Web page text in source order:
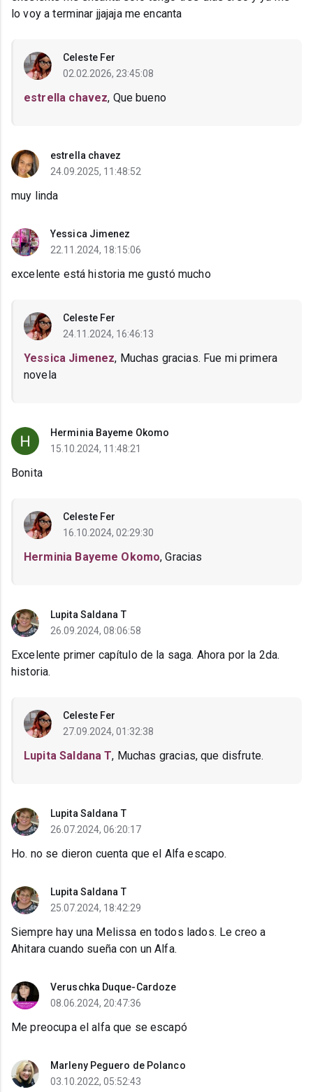
lo voy a terminar jjajaja me encanta
Celeste Fer
02.02.2026, 23:45:08
estrella chavez, Que bueno
estrella chavez
24.09.2025, 11:48:52
muy linda
Yessica Jimenez
22.11.2024, 18:15:06
excelente está historia me gustó mucho
Celeste Fer
24.11.2024, 16:46:13
Yessica Jimenez, Muchas gracias. Fue mi primera
novela
Herminia Bayeme Okomo
15.10.2024, 11:48:21
Bonita
Celeste Fer
16.10.2024, 02:29:30
Herminia Bayeme Okomo, Gracias
Lupita Saldana T
26.09.2024, 08:06:58
Excelente primer capítulo de la saga. Ahora por la 2da.
historia.
Celeste Fer
27.09.2024, 01:32:38
Lupita Saldana T, Muchas gracias, que disfrute.
Lupita Saldana T
26.07.2024, 06:20:17
Ho. no se dieron cuenta que el Alfa escapo.
Lupita Saldana T
25.07.2024, 18:42:29
Siempre hay una Melissa en todos lados. Le creo a
Ahitara cuando sueña con un Alfa.
Veruschka Duque-Cardoze
08.06.2024, 20:47:36
Me preocupa el alfa que se escapó
Marleny Peguero de Polanco
03.10.2022, 05:52:43